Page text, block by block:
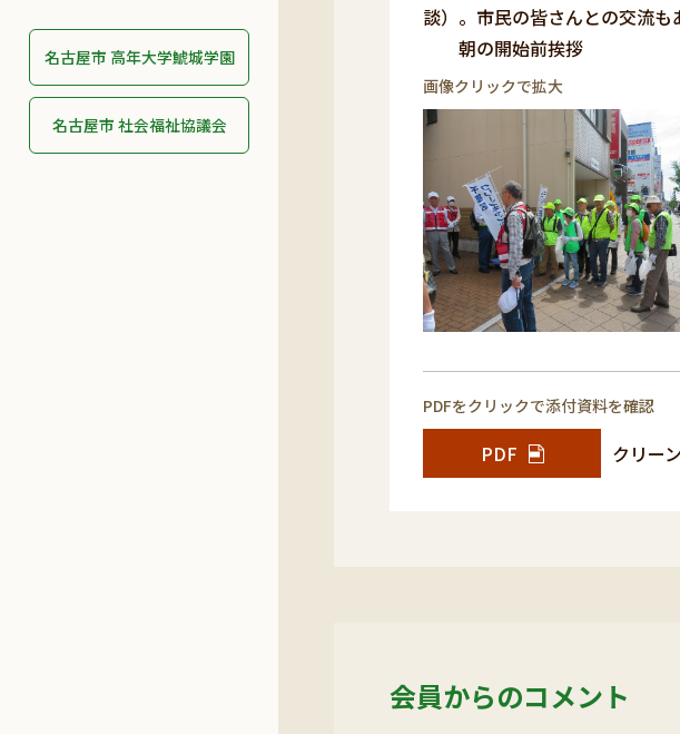
名古屋市 高年大学鯱城学園
名古屋市 社会福祉協議会
談）。市民の皆さんとの交流も
朝の開始前挨拶
画像クリックで拡大
PDFをクリックで添付資料を確認
PDF クリー
会員からのコメント